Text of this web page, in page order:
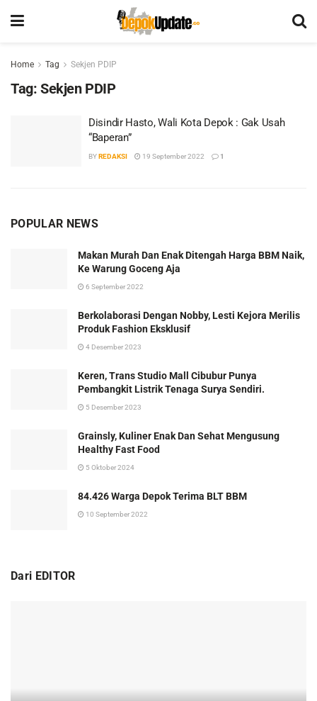
Home Tag Sekjen PDIP
Tag: Sekjen PDIP
Disindir Hasto, Wali Kota Depok : Gak Usah
“Baperan”
BYREDAKSI 19 September 2022 1
POPULAR NEWS
Makan Murah Dan Enak Ditengah Harga BBM Naik,
Ke Warung Goceng Aja
6 September 2022
Berkolaborasi Dengan Nobby, Lesti Kejora Merilis
Produk Fashion Eksklusif
4 Desember 2023
Keren, Trans Studio Mall Cibubur Punya
Pembangkit Listrik Tenaga Surya Sendiri.
5 Desember 2023
Grainsly, Kuliner Enak Dan Sehat Mengusung
Healthy Fast Food
5 Oktober 2024
84.426 Warga Depok Terima BLT BBM
10 September 2022
Dari EDITOR